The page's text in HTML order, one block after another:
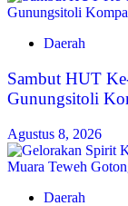
Daerah
Sambut HUT
Gunungsitoli
Agustus 8, 2026
Daerah